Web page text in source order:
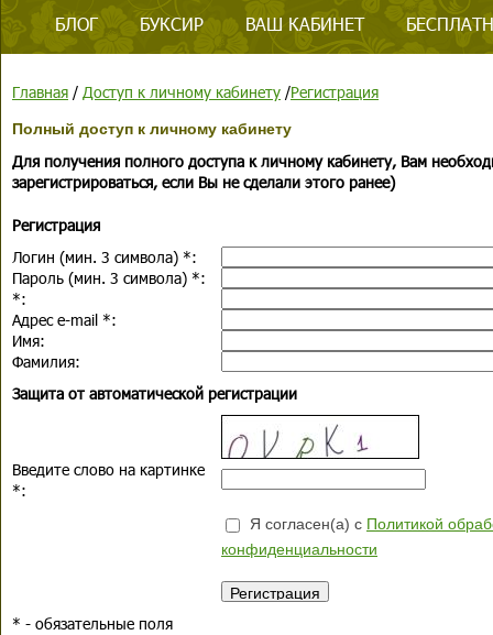
БЛОГ БУКСИР ВАШ КАБИНЕТ
Главная / Доступ к личному кабинету /Регистрация
Полный доступ к личному кабинету
Для получения полного доступа к личному кабинету, Вам
зарегистрироваться, если Вы не сделали этого ранее)
Регистрация
Логин (мин. 3 символа) *:
Пароль (мин. 3 символа) *:
*:
Адрес e-mail *:
Имя:
Фамилия:
Защита от автоматической регистрации
Введите слово на картинке
*:
Я согласен(а) с Политикой
конфиденциальности
* - обязательные поля